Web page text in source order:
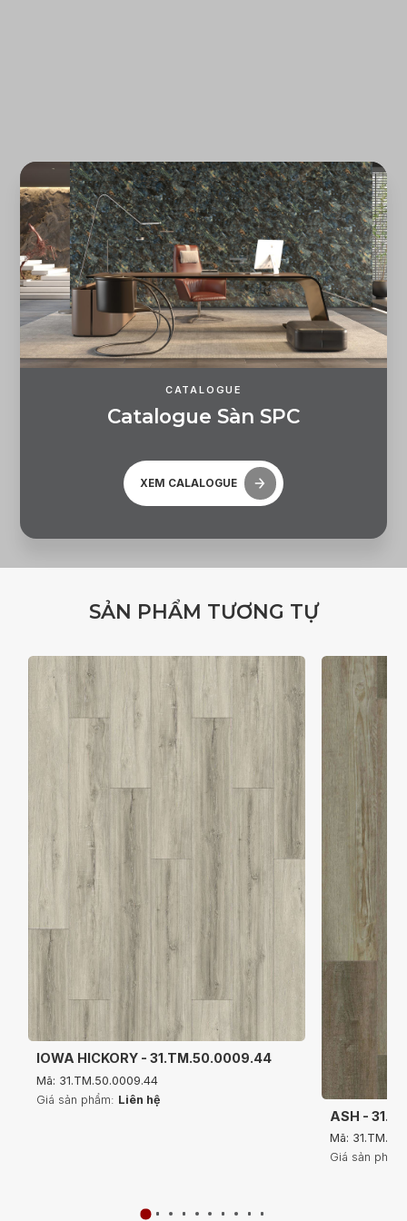
CATALOGUE
Catalogue Sàn SPC
XEM CALALOGUE
SẢN PHẨM TƯƠNG TỰ
IOWA HICKORY - 31.TM.50.0009.44
Mã: 31.TM.50.0009.44
Giá sản phẩm: Liên hệ
ASH -
Mã:
Giá sản
ĐĂNG KÝ ĐĂNG NHẬP